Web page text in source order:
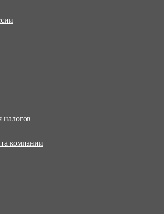
компании